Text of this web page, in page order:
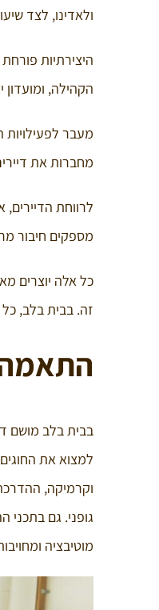
ולאדינו, לצד
היצירתיות
הקהילה, ומועדון
מעבר לפעילויות
מחברות את
לרווחת
מספקים חיבור
כל אלה יוצרים
זה. בבית בלב, כל
התאמה
בבית בלב מושם
למצוא את
וקרמיקה,
גופני. גם בתכני
מוטיבציה